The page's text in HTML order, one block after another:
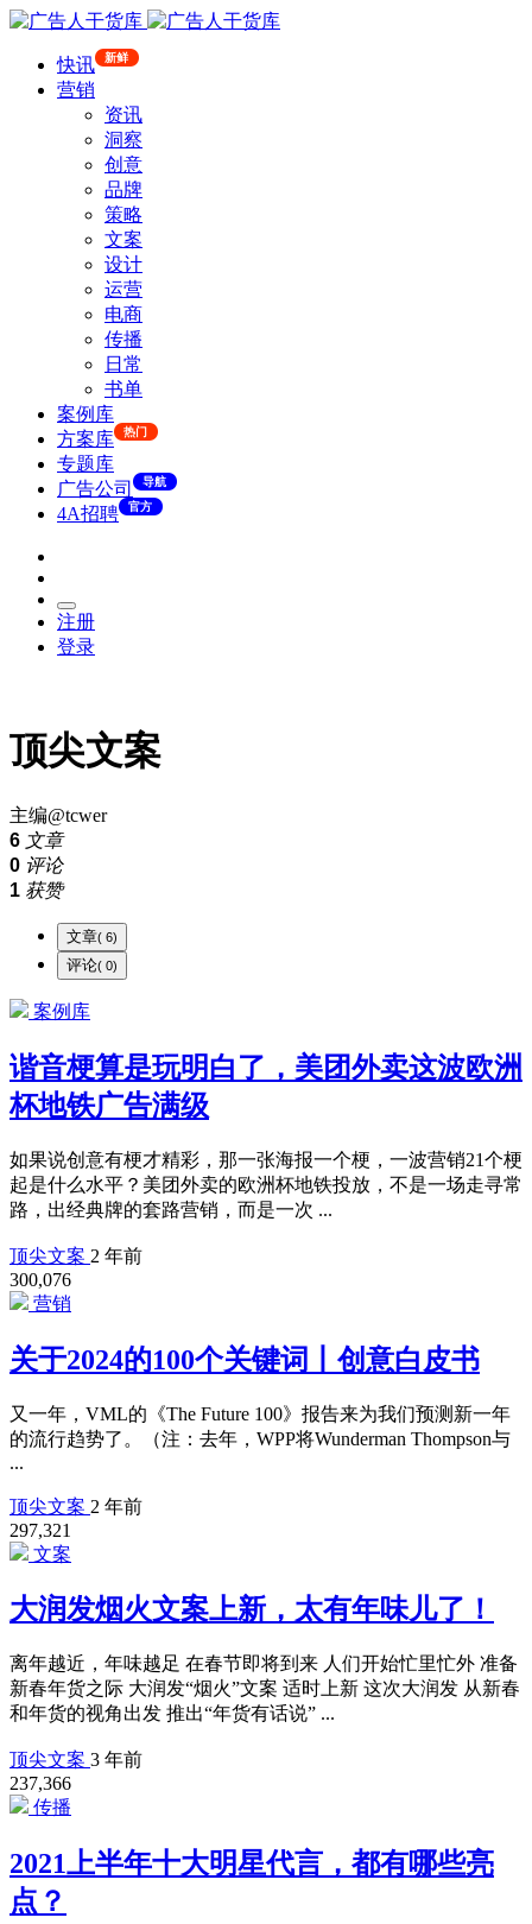
快讯 新鲜
营销
资讯
洞察
创意
品牌
策略
文案
设计
运营
电商
传播
日常
书单
案例库
方案库
热门
专题库
广告公司
导航
4A招聘 官方
注册
登录
顶尖文案
主编@tcwer
6 文章
0 评论
1 获赞
文章 ( 6)
评论 ( 0)
案例库
谐音梗算是玩明白了，美团外卖这波欧洲
杯地铁广告满级
如果说创意有梗才精彩，那一张海报一个梗，一波营销21个梗
起是什么水平？美团外卖的欧洲杯地铁投放，不是一场走寻常
路，出经典牌的套路营销，而是一次 ...
顶尖文案 2 年前
300,076
营销
关于2024的100个关键词丨创意白皮书
又一年，VML的《The Future 100》报告来为我们预测新一年
的流行趋势了。（注：去年，WPP将Wunderman Thompson与
...
顶尖文案 2 年前
297,321
文案
大润发烟火文案上新，太有年味儿了！
离年越近，年味越足 在春节即将到来 人们开始忙里忙外 准备
新春年货之际 大润发“烟火”文案 适时上新 这次大润发 从新春
和年货的视角出发 推出“年货有话说” ...
顶尖文案 3 年前
237,366
传播
2021上半年十大明星代言，都有哪些亮
点？